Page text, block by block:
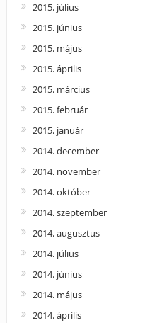
2015. július
2015. június
2015. május
2015. április
2015. március
2015. február
2015. január
2014. december
2014. november
2014. október
2014. szeptember
2014. augusztus
2014. július
2014. június
2014. május
2014. április